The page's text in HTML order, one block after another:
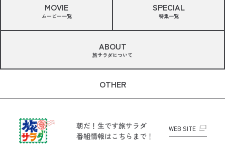
MOVIE
ムービー一覧
SPECIAL
特集一覧
ABOUT
旅サラダについて
OTHER
朝だ！生です旅サラダ
番組情報はこちらまで！
WEB SITE